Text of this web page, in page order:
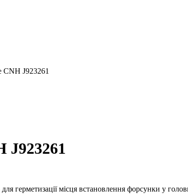
CNH J923261
J923261
герметизації місця встановлення форсунки у